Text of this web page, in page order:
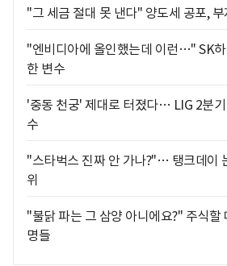
"그 세금 절대 못 낸다" 양도세 공포,
"엔비디아에 올인했는데 이런…" SK
한 변수
'중동 천궁' 제대로 터졌다… LIG 2분
수
"스타벅스 진짜 안 가나?"… 탱크데이
위
"불닭 파는 그 삼양 아니에요?" 주식할
명들